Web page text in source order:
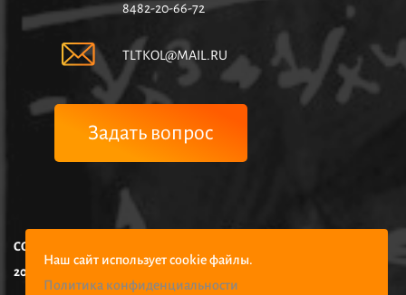
8482-20-66-72
TLTKOL@MAIL.RU
Задать вопрос
COPYRIGHT © НЧУПО КОЛЛЕДЖ УПРАВЛЕНИЯ И ЭКОНОМИКИ,
2025
Наш сайт использует cookie файлы.
Политика конфиденциальности